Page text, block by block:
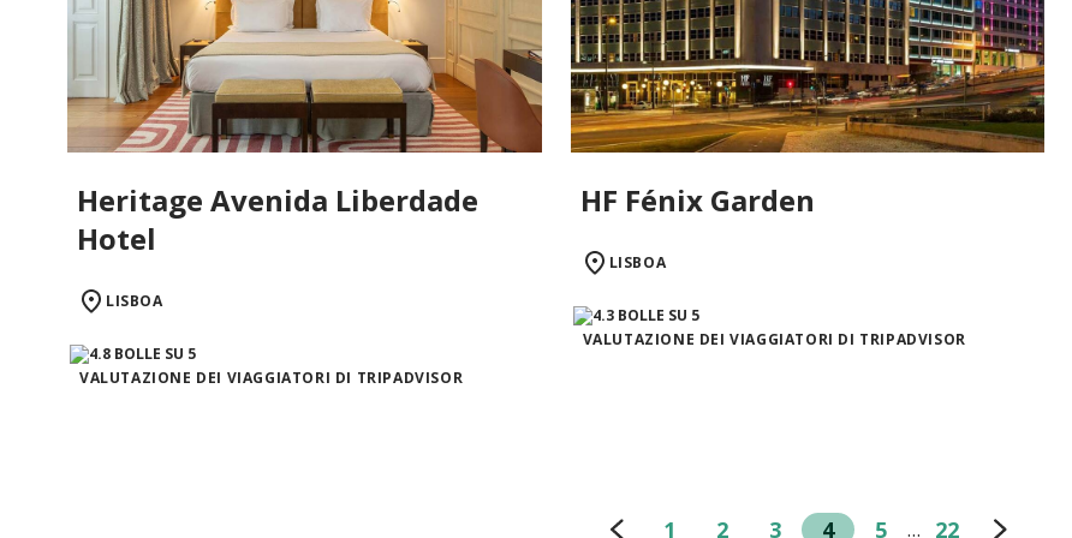
Heritage Avenida Liberdade
Hotel
LISBOA
VALUTAZIONE DEI VIAGGIATORI DI TRIPADVISOR
HF Fénix Garden
LISBOA
VALUTAZIONE DEI VIAGGIATORI DI TRIPADVISOR
1 2 3 4 5 … 22